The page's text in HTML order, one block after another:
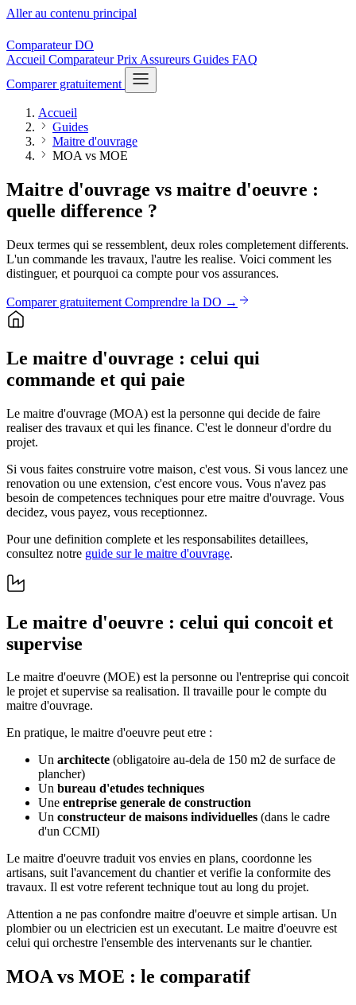
Aller au contenu principal
ComparateurDO
Accueil ComparateurPrix Assureurs Guides FAQ
Comparer gratuitement
Accueil
Guides
Maitre d'ouvrage
MOA vs MOE
Maitre d'ouvrage vs maitre d'oeuvre :
quelle difference ?
Deux termes qui se ressemblent, deux roles completement differents.
L'un commande les travaux, l'autre les realise. Voici comment les
distinguer, et pourquoi ca compte pour vos assurances.
Comparer gratuitement Comprendre la DO →
Le maitre d'ouvrage : celui qui
commande et qui paie
Le maitre d'ouvrage (MOA) est la personne qui decide de faire
realiser des travaux et qui les finance. C'est le donneur d'ordre du
projet.
Si vous faites construire votre maison, c'est vous. Si vous lancez une
renovation ou une extension, c'est encore vous. Vous n'avez pas
besoin de competences techniques pour etre maitre d'ouvrage. Vous
decidez, vous payez, vous receptionnez.
Pour une definition complete et les responsabilites detaillees,
consultez notre guide sur le maitre d'ouvrage.
Le maitre d'oeuvre : celui qui concoit et
supervise
Le maitre d'oeuvre (MOE) est la personne ou l'entreprise qui concoit
le projet et supervise sa realisation. Il travaille pour le compte du
maitre d'ouvrage.
En pratique, le maitre d'oeuvre peut etre :
Un architecte (obligatoire au-dela de 150 m2 de surface de
plancher)
Un bureau d'etudes techniques
Une entreprise generale de construction
Un constructeur de maisons individuelles (dans le cadre
d'un CCMI)
Le maitre d'oeuvre traduit vos envies en plans, coordonne les
artisans, suit l'avancement du chantier et verifie la conformite des
travaux. Il est votre referent technique tout au long du projet.
Attention a ne pas confondre maitre d'oeuvre et simple artisan. Un
plombier ou un electricien est un executant. Le maitre d'oeuvre est
celui qui orchestre l'ensemble des intervenants sur le chantier.
MOA vs MOE : le comparatif